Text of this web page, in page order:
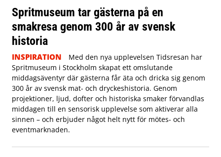
Spritmuseum tar gästerna på en
smakresa genom 300 år av svensk
historia
INSPIRATION
Med den nya upplevelsen Tidsresan har
Spritmuseum i Stockholm skapat ett omslutande
middagsäventyr där gästerna får äta och dricka sig genom
300 år av svensk mat- och dryckeshistoria. Genom
projektioner, ljud, dofter och historiska smaker förvandlas
middagen till en sensorisk upplevelse som aktiverar alla
sinnen – och erbjuder något helt nytt för mötes- och
eventmarknaden.